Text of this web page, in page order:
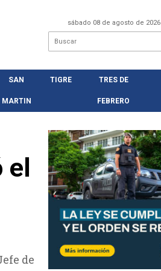
sábado 08 de agosto de 2026
SAN
MARTIN
TIGRE TRES DE
FEBRERO
el
de